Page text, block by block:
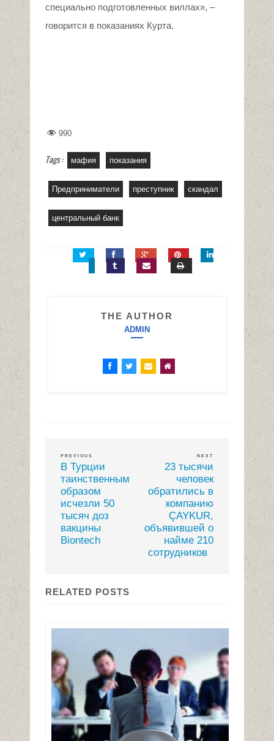
специально подготовленных виллах», –
говорится в показаниях Курта.
990
Tags : мафия показания
Предприниматели преступник скандал
центральный банк
THE AUTHOR
ADMIN
PREVIOUS
В Турции
таинственным
образом
исчезли 50
тысяч доз
вакцины
Biontech
NEXT
23 тысячи
человек
обратились в
компанию
ÇAYKUR,
объявившей о
найме 210
сотрудников
RELATED POSTS